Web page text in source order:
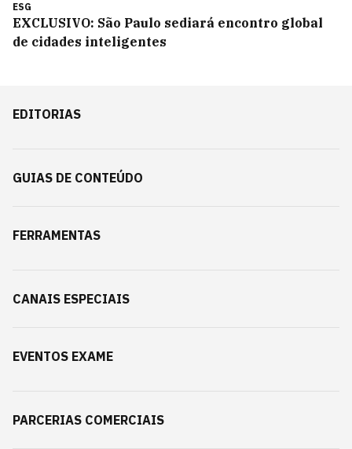
ESG
EXCLUSIVO: São Paulo sediará encontro global
de cidades inteligentes
EDITORIAS
GUIAS DE CONTEÚDO
FERRAMENTAS
CANAIS ESPECIAIS
EVENTOS EXAME
PARCERIAS COMERCIAIS